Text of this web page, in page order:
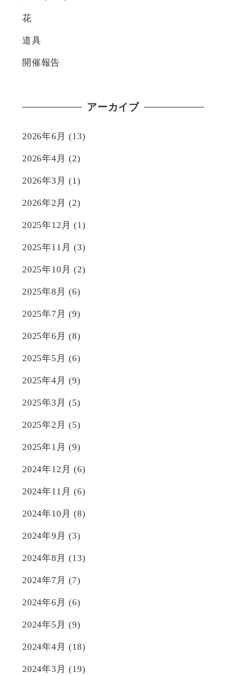
花
道具
開催報告
アーカイブ
2026年6月 (13)
2026年4月 (2)
2026年3月 (1)
2026年2月 (2)
2025年12月 (1)
2025年11月 (3)
2025年10月 (2)
2025年8月 (6)
2025年7月 (9)
2025年6月 (8)
2025年5月 (6)
2025年4月 (9)
2025年3月 (5)
2025年2月 (5)
2025年1月 (9)
2024年12月 (6)
2024年11月 (6)
2024年10月 (8)
2024年9月 (3)
2024年8月 (13)
2024年7月 (7)
2024年6月 (6)
2024年5月 (9)
2024年4月 (18)
2024年3月 (19)